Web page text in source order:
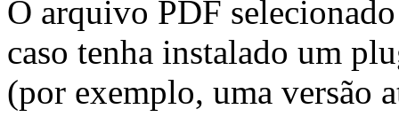
O arquivo PDF
caso tenha instalado um
(por exemplo, uma versão